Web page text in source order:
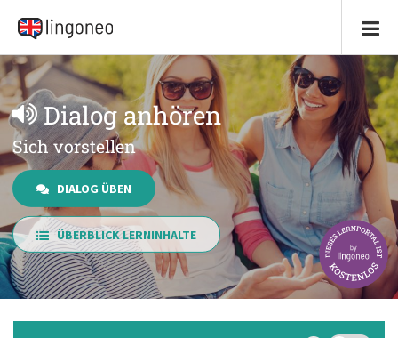
Dialog anhören
Sich vorstellen
DIALOG ÜBEN
ÜBERBLICK LERNINHALTE